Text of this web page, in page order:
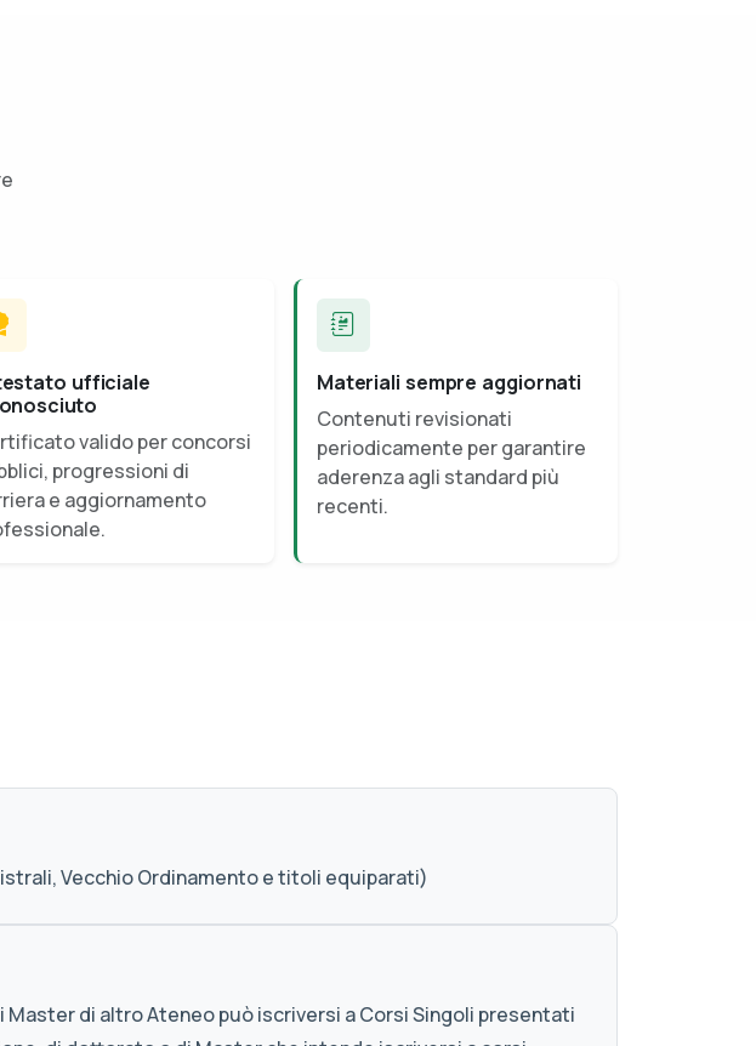
ufficiale
valido per concorsi
progressioni di
e aggiornamento
Materiali sempre aggiornati
Contenuti revisionati
periodicamente per garantire
aderenza agli standard più
recenti.
Vecchio Ordinamento e titoli equiparati)
di altro Ateneo può iscriversi a Corsi Singoli presentati